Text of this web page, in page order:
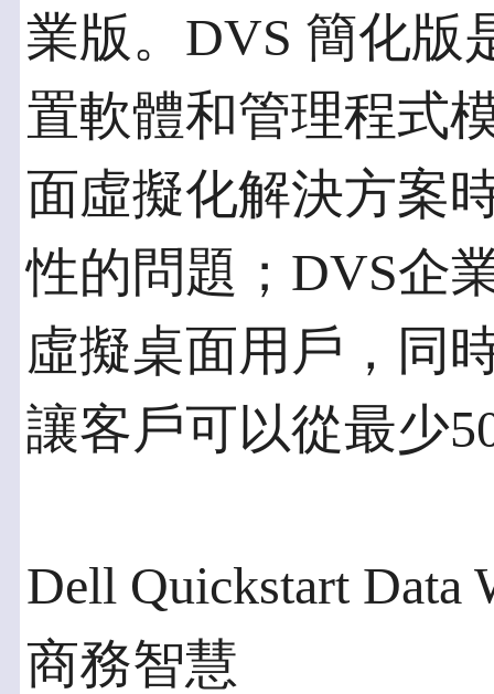
業版。DVS 簡化版
置軟體和管理程式
面虛擬化解決方案
性的問題；DVS企
虛擬桌面用戶，同
讓客戶可以從最少
Dell Quickstart Data
商務智慧